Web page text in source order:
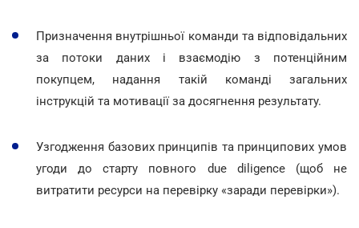
Призначення внутрішньої команди та відповідальних
за потоки даних і взаємодію з потенційним
покупцем, надання такій команді загальних
інструкцій та мотивації за досягнення результату.
Узгодження базових принципів та принципових умов
угоди до старту повного due diligence (щоб не
витратити ресурси на перевірку «заради перевірки»).